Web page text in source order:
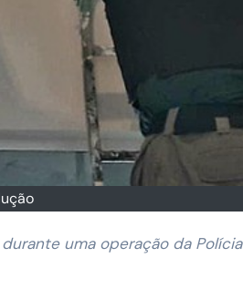
uma operação da Polícia